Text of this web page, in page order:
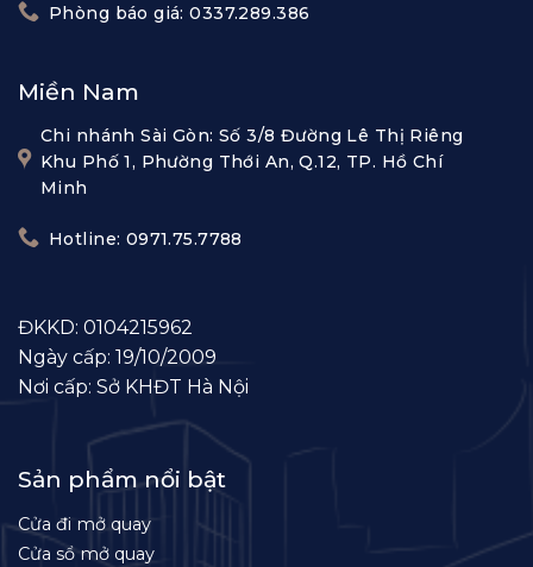
Phòng báo giá: 0337.289.386
Miền Nam
Chi nhánh Sài Gòn: Số 3/8 Đường Lê Thị Riêng
Khu Phố 1, Phường Thới An, Q.12, TP. Hồ Chí
Minh
Hotline: 0971.75.7788
ĐKKD: 0104215962
Ngày cấp: 19/10/2009
Nơi cấp: Sở KHĐT Hà Nội
Sản phẩm nổi bật
Cửa đi mở quay
Cửa sổ mở quay